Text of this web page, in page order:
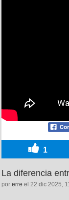
1
La diferencia
por erre el 22 dic 2025,